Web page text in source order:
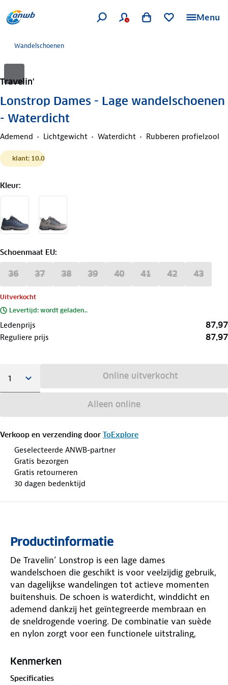
Menu
Wandelschoenen
Travelin'
Lonstrop Dames - Lage wandelschoenen
- Waterdicht
Ademend Lichtgewicht Waterdicht Rubberen profielzool
klant: 10.0
Kleur:
Schoenmaat EU:
36 37 38 39 40 41 42 43
Uitverkocht
Levertijd: wordt geladen..
Ledenprijs 87,97
Reguliere prijs 87,97
Online uitverkocht
Alleen online
Verkoop en verzending door ToExplore
Geselecteerde ANWB-partner
Gratis bezorgen
Gratis retourneren
30 dagen bedenktijd
Productinformatie
De Travelin’ Lonstrop is een lage dames
wandelschoen die geschikt is voor veelzijdig gebruik,
van dagelijkse wandelingen tot actieve momenten
buitenshuis. De schoen is waterdicht, winddicht en
ademend dankzij het geïntegreerde membraan en
de sneldrogende voering. De combinatie van suède
en nylon zorgt voor een functionele uitstraling,
A/B uitstekend presteert op zowel verharde als
Kenmerken
Specificaties